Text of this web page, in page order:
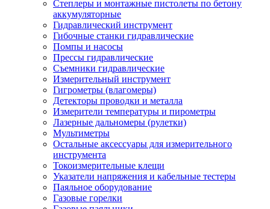
Степлеры и монтажные пистолеты по бетону
аккумуляторные
Гидравлический инструмент
Гибочные станки гидравлические
Помпы и насосы
Прессы гидравлические
Съемники гидравлические
Измерительный инструмент
Гигрометры (влагомеры)
Детекторы проводки и металла
Измерители температуры и пирометры
Лазерные дальномеры (рулетки)
Мультиметры
Остальные аксессуары для измерительного
инструмента
Токоизмерительные клещи
Указатели напряжения и кабельные тестеры
Паяльное оборудование
Газовые горелки